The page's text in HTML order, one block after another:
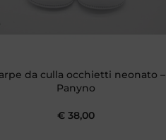
da culla occhietti neonato –
Panyno
€ 38,00